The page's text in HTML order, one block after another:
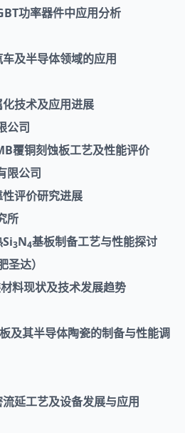
功率器件中应用分析
及半导体领域的应用
技术及应用进展
公司
覆铜刻蚀板工艺及性能评价
限公司
评价研究进展
所
3N4基板制备工艺与性能探讨
达）
料现状及技术发展趋势
及其半导体陶瓷的制备与性能调
延工艺及设备发展与应用